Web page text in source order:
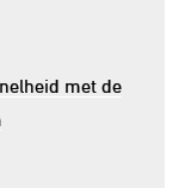
met de